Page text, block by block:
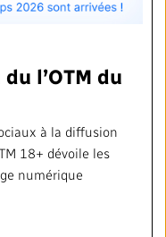
l’OTM du
à la diffusion
18+ dévoile les
numérique